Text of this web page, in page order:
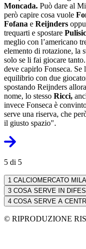
Moncada. Può dare al
però capire cosa vuole
Fofana e Reijnders
trequarti e spostare Pulisic
meglio con l’americano
elemento di rotazione, la
solo se li fai giocare
deve capirlo Fonseca.
equilibrio con due
spostando Reijnders
nome, lo stesso Ricci,
invece Fonseca è
serve una riserva, che
il giusto spazio".
5 di 5
1 CALCIOMERCATO
3 COSA SERVE IN
4 COSA SERVE A
© RIPRODUZIONE